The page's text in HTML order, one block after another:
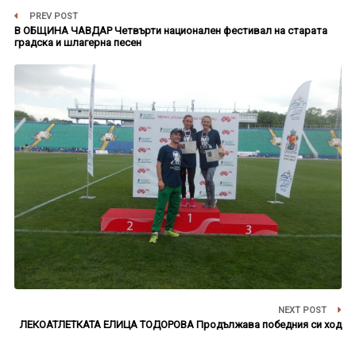
PREV POST
В ОБЩИНА ЧАВДАР Четвърти национален фестивал на старата
градска и шлагерна песен
NEXT POST
ЛЕКОАТЛЕТКАТА ЕЛИЦА ТОДОРОВА Продължава победния си ход